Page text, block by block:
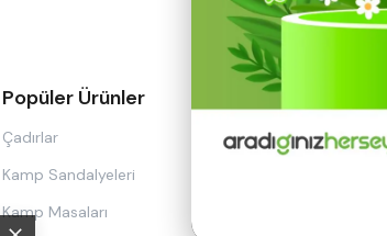
Popüler Ürünler
Çadırlar
Kamp Sandalyeleri
Kamp Masaları
Hakkımızda
İletişim